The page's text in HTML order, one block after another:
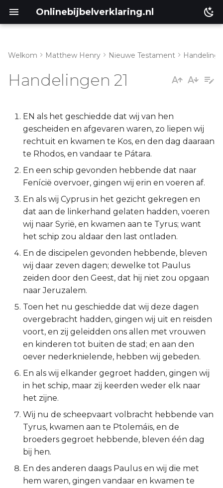
Onlinebijbelverklaring.nl
Leviticus
Numeri
Deuteronomium
Richteren
Ruth
1 Samuël
2 Samuël
1 Koningen
2 Koningen
1 Kronieken
2 Kronieken
Ezra
Nehémia
Esther
Handelingen 21:1-7
Handelingen 21:8-14
Handelingen 21:15-26
Handelingen 21:27-40
Welkom Matthew Henry Nieuwe Testament
Handelingen 21
EN als het geschiedde dat wij van hen
gescheiden en afgevaren waren, zo liepen wij
rechtuit en kwamen te Kos, en den dag daaraan
te Rhodos, en vandaar te Pátara.
En een schip gevonden hebbende dat naar
Fenícië overvoer, gingen wij erin en voeren af.
En als wij Cyprus in het gezicht gekregen en
dat aan de linkerhand gelaten hadden, voeren
wij naar Syrië, en kwamen aan te Tyrus; want
het schip zou aldaar den last ontladen.
En de discipelen gevonden hebbende, bleven
wij daar zeven dagen; dewelke tot Paulus
zeiden door den Geest, dat hij niet zou opgaan
naar Jeruzalem.
Toen het nu geschiedde dat wij deze dagen
overgebracht hadden, gingen wij uit en reisden
voort, en zij geleidden ons allen met vrouwen
en kinderen tot buiten de stad; en aan den
oever nederknielende, hebben wij gebeden.
En als wij elkander gegroet hadden, gingen wij
in het schip, maar zij keerden weder elk naar
het zijne.
Wij nu de scheepvaart volbracht hebbende van
Tyrus, kwamen aan te Ptolemáïs, en de
broeders gegroet hebbende, bleven één dag
bij hen.
En des anderen daags Paulus en wij die met
hem waren, gingen vandaar en kwamen te